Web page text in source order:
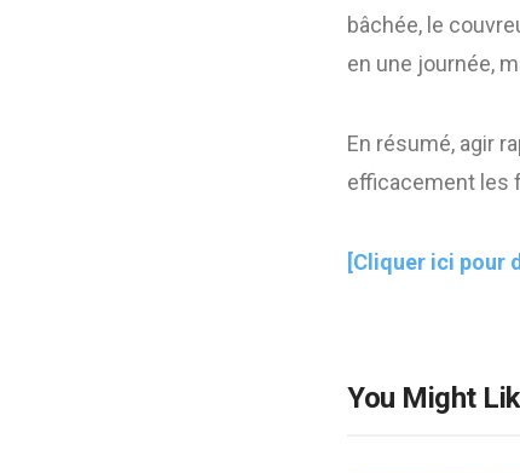
bâchée, le
en une journée,
En résumé, agir
efficacement les
[Cliquer ici pour
You Might